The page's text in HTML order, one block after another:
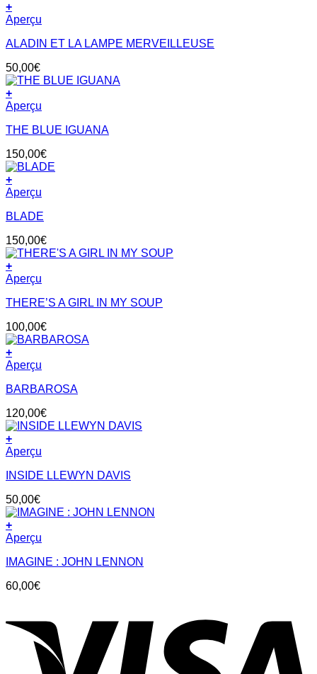
+
Aperçu
ALADIN ET LA LAMPE MERVEILLEUSE
50,00€
+
Aperçu
THE BLUE IGUANA
150,00€
+
Aperçu
BLADE
150,00€
+
Aperçu
THERE’S A GIRL IN MY SOUP
100,00€
+
Aperçu
BARBAROSA
120,00€
+
Aperçu
INSIDE LLEWYN DAVIS
50,00€
+
Aperçu
IMAGINE : JOHN LENNON
60,00€